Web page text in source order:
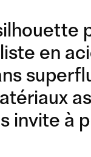
en
invite à